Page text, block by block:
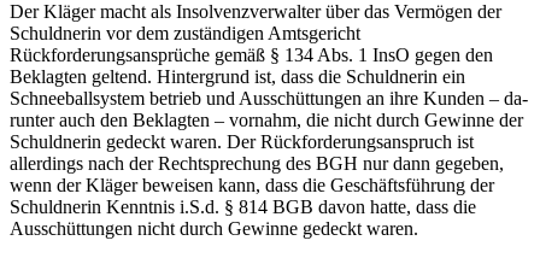
Der Kläger macht als Insolvenzverwalter über das Vermögen der
Schuldnerin vor dem zuständigen Amtsgericht
Rückforderungsansprüche gemäß § 134 Abs. 1 InsO gegen den
Beklagten geltend. Hintergrund ist, dass die Schuldnerin ein
Schneeballsystem betrieb und Ausschüttungen an ihre Kunden – da-
runter auch den Beklagten – vornahm, die nicht durch Gewinne der
Schuldnerin gedeckt waren. Der Rückforderungsanspruch ist
allerdings nach der Rechtsprechung des BGH nur dann gegeben,
wenn der Kläger beweisen kann, dass die Geschäftsführung der
Schuldnerin Kenntnis i.S.d. § 814 BGB davon hatte, dass die
Ausschüttungen nicht durch Gewinne gedeckt waren.